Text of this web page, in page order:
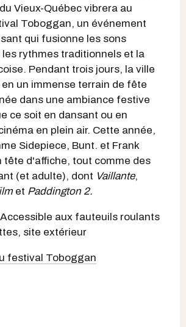
Vieux-Québec vibrera au
Toboggan, un événement
qui fusionne les sons
rythmes traditionnels et la
Pendant trois jours, la ville
un immense terrain de fête
dans une ambiance festive
ce soit en dansant ou en
en plein air. Cette année,
Sidepiece, Bunt. et Frank
tête d'affiche, tout comme des
(et adulte), dont Vaillante,
et Paddington 2.
aux fauteuils roulants
site extérieur
festival Toboggan